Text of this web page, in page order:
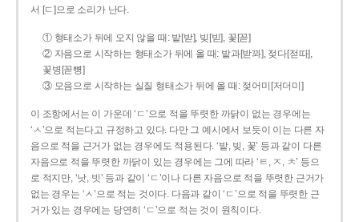
서 [ㄷ]으로 소리가 난다.
① 형태소가 뒤에 오지 않을 때: 밭[받], 빚[빋], 꽃[꼳]
② 자음으로 시작하는 형태소가 뒤에 올 때: 밭과[받꽈], 젖다[젇따],
꽃병[꼳뼝]
③ 모음으로 시작하는 실질 형태소가 뒤에 올 때: 젖어미[저더미]
이 조항에서는 이 가운데 ‘ㄷ’으로 적을 뚜렷한 까닭이 없는 경우에는
‘ㅅ’으로 적는다고 규정하고 있다. 다만 그 예시에서 보듯이 이는 다른 자
음으로 적을 근거가 없는 경우에도 적용된다. ‘밭, 빚, 꽃’ 등과 같이 다른
자음으로 적을 뚜렷한 까닭이 있는 경우에는 그에 따라 ‘ㅌ, ㅈ, ㅊ’ 등으
로 적지만, ‘낫, 빗’ 등과 같이 ‘ㄷ’이나 다른 자음으로 적을 뚜렷한 근거가
없는 경우는 ‘ㅅ’으로 적는 것이다. 다음과 같이 ‘ㄷ’으로 적을 뚜렷한 근
거가 있는 경우에는 당연히 ‘ㄷ’으로 적는 것이 원칙이다.